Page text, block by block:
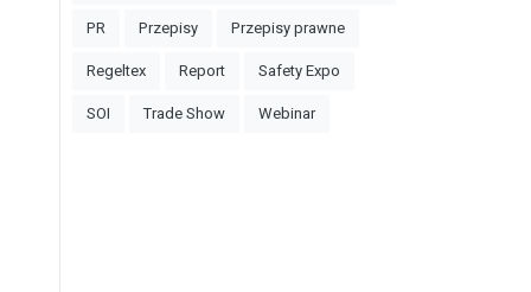
PR
Przepisy
Przepisy prawne
Regeltex
Report
Safety Expo
SOI
Trade Show Webinar